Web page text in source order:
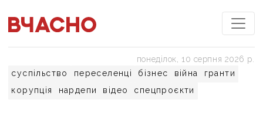
суспільство переселенці бізнес війна
гранти
корупція
нардепи відео спецпроєкти
понеділок, 10 серпня 2026 р.